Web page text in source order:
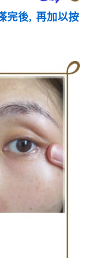
完後, 再加以按